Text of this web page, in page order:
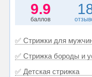
9.9
баллов
✅ Стрижки для
✅ Стрижка бороды и
✅ Детская стрижка